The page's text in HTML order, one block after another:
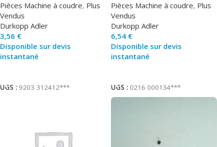
Pièces Machine à coudre, Plus
Vendus
Durkopp Adler
3,56 €
Disponible sur devis
instantané
UGS : 9203 312412***
Pièces Machine à coudre, Plus
Vendus
Durkopp Adler
6,54 €
Disponible sur devis
instantané
UGS : 0216 000134***